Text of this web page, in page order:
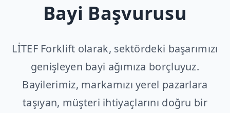
Bayi Başvurusu
LİTEF Forklift olarak, sektördeki başarımızı
genişleyen bayi ağımıza borçluyuz.
Bayilerimiz, markamızı yerel pazarlara
taşıyan, müşteri ihtiyaçlarını doğru bir